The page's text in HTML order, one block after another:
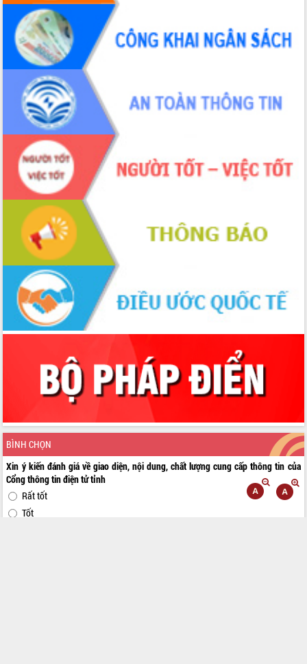
BÌNH CHỌN
Xin ý kiến đánh giá về giao diện, nội dung, chất lượng cung cấp thông tin của
Cổng thông tin điện tử tỉnh
Rất tốt
Tốt